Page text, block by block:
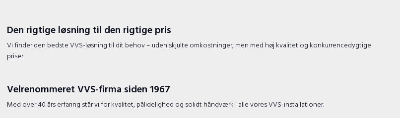
Den rigtige løsning til den rigtige pris
​Vi finder den bedste VVS-løsning til dit behov – uden skjulte omkostninger, men med høj kvalitet og konkurrencedygtige
priser.
Velrenommeret VVS-firma siden 1967
​Med over 40 års erfaring står vi for kvalitet, pålidelighed og solidt håndværk i alle vores VVS-installationer.